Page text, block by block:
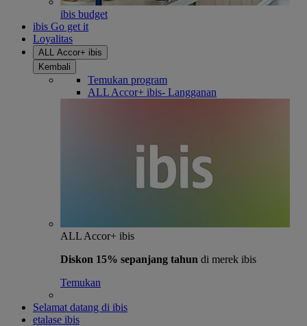
ibis budget
ibis Go get it
Loyalitas
ALL Accor+ ibis
Kembali
Temukan program
ALL Accor+ ibis- Langganan
ALL Accor+ ibis
Diskon 15% sepanjang tahun di merek ibis
Temukan
Selamat datang di ibis
etalase ibis